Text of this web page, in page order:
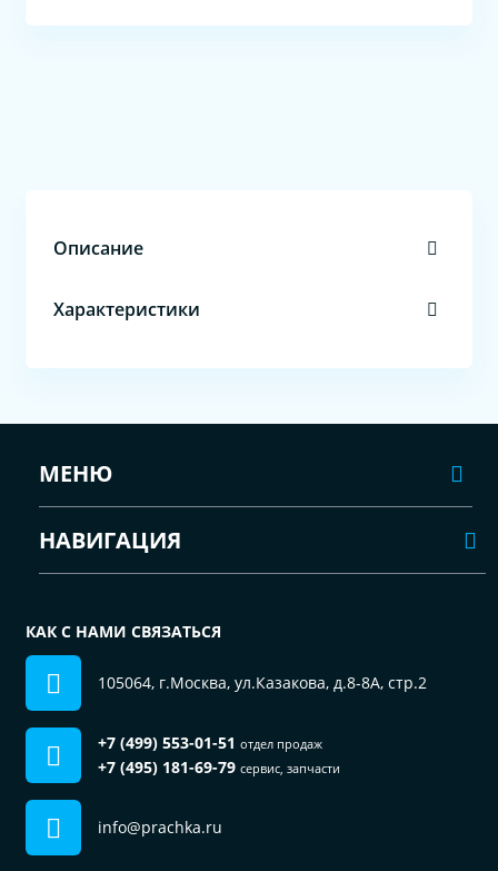
Описание
Характеристики
МЕНЮ
НАВИГАЦИЯ
КАК С НАМИ СВЯЗАТЬСЯ
105064, г.Москва, ул.Казакова, д.8-8А, стр.2
+7 (499) 553-01-51 отдел продаж
+7 (495) 181-69-79 сервис, запчасти
info@prachka.ru